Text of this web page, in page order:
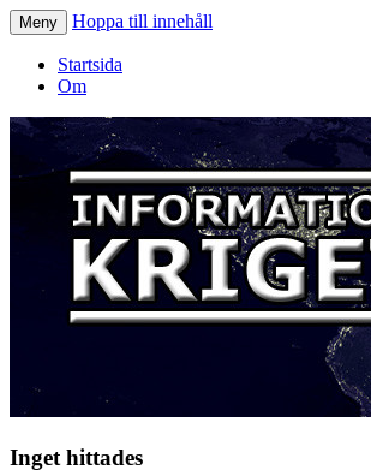
Informationskriget.se
Meny Hoppa till innehåll
Startsida
Om
Inget hittades